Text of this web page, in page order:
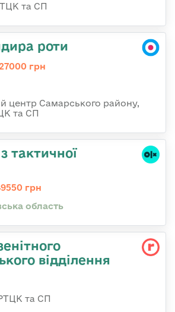
та СП
роти
грн
центр Самарського району,
та СП
тактичної
грн
область
відділення
та СП